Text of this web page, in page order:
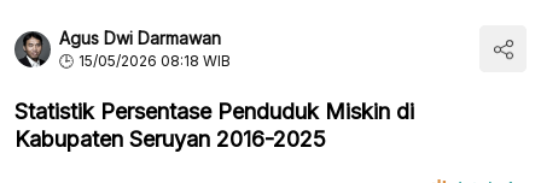
Agus Dwi Darmawan
15/05/2026 08:18 WIB
Statistik Persentase Penduduk Miskin di
Kabupaten Seruyan 2016-2025